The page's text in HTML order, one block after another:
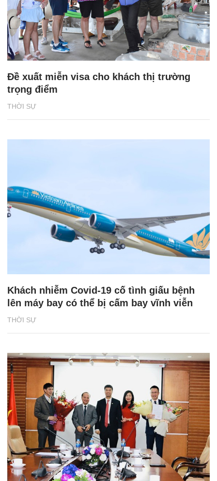
THỜI SỰ
Đề xuất miễn visa cho khách thị trường
trọng điểm
THỜI SỰ
Khách nhiễm Covid-19 cố tình giấu bệnh
lên máy bay có thể bị cấm bay vĩnh viễn